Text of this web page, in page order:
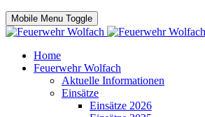
Mobile Menu Toggle
Home
Feuerwehr Wolfach
Aktuelle Informationen
Einsätze
Einsätze 2026